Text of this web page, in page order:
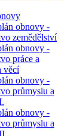
obnovy -
zemědělství
obnovy -
práce a
věcí
obnovy -
průmyslu a
obnovy -
průmyslu a